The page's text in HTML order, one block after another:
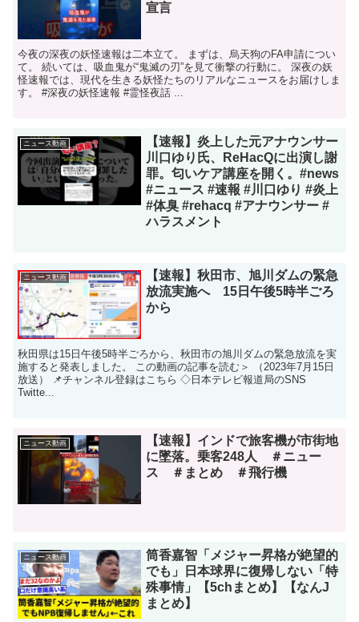
宣言
今夜の深夜の妖怪速報は二本立て。 まずは、烏天狗のFA申請につい
て。 続いては、吸血鬼が“鬼滅の刃”を見て衝撃の行動に。 深夜の妖
怪速報では、現代を生きる妖怪たちのリアルなニュースをお届けしま
す。 #深夜の妖怪速報 #霊怪夜話 ...
ニュース動画
【速報】炎上した元アナウンサー
川口ゆり氏、ReHacQに出演し謝
罪。匂いケア講座を開く。#news
#ニュース #速報 #川口ゆり #炎上
#体臭 #rehacq #アナウンサー #
ハラスメント
ニュース動画
【速報】秋田市、旭川ダムの緊急
放流実施へ 15日午後5時半ごろ
から
秋田県は15日午後5時半ごろから、秋田市の旭川ダムの緊急放流を実
施すると発表しました。 この動画の記事を読む＞ （2023年7月15日
放送） 📌チャンネル登録はこちら ◇日本テレビ報道局のSNS
Twitte...
ニュース動画
【速報】インドで旅客機が市街地
に墜落。乗客248人 ＃ニュー
ス ＃まとめ ＃飛行機
ニュース動画
筒香嘉智「メジャー昇格が絶望的
でも」日本球界に復帰しない「特
殊事情」【5chまとめ】【なんJ
まとめ】